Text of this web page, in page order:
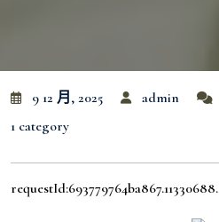
9 12 月, 2025 admin
1 category
requestId:693779764ba867.11330688.